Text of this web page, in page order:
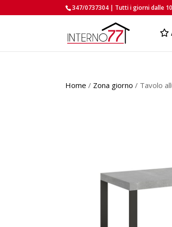
347/0737304 | Tutti i giorni dalle
Home / Zona giorno / Tavolo